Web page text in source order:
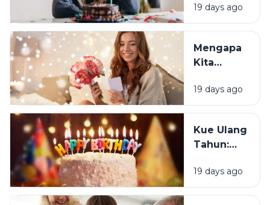
Sebagian
Orang
Merasa
Sedih Saat
Tahun?
19 days ago
Mengapa
Kita
Mendapat
Ucapan
Tahun?
19 days ago
Kue Ulang
Tahun:
Tradisi Ini
Berawal?
19 days ago